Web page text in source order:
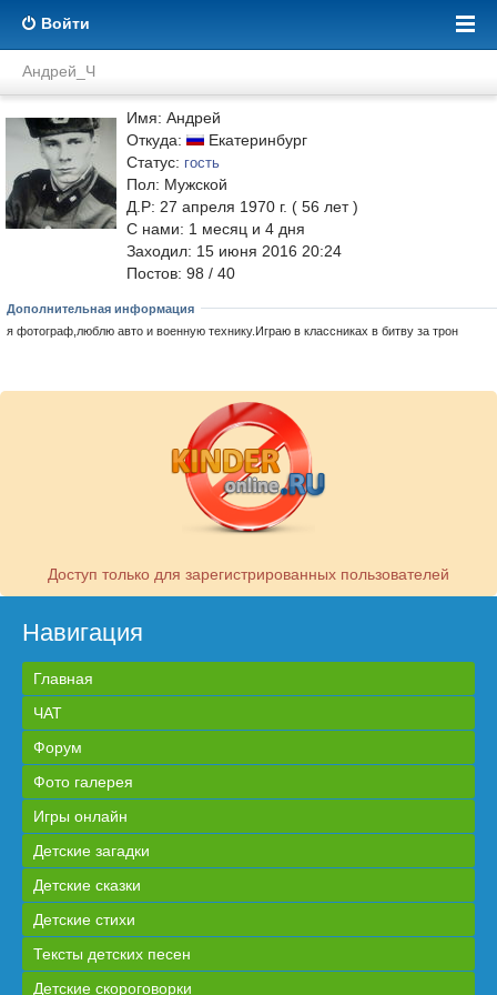
Войти
Андрей_Ч
Имя: Андрей
Откуда:
Екатеринбург
Статус: гость
Пол: Мужской
Д.Р: 27 апреля 1970 г. ( 56 лет )
С нами: 1 месяц и 4 дня
Заходил: 15 июня 2016 20:24
Постов: 98 / 40
Дополнительная информация
я фотограф,люблю авто и военную технику.Играю в классниках в битву за трон
Доступ только для зарегистрированных пользователей
Навигация
Главная
ЧАТ
Форум
Фото галерея
Игры онлайн
Детские загадки
Детские сказки
Детские стихи
Тексты детских песен
Детские скороговорки